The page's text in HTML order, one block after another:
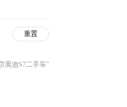
重置
奥迪S7二手车”